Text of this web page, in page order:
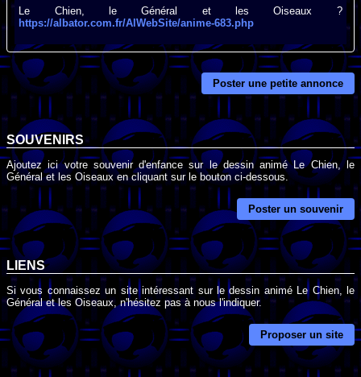
Le Chien, le Général et les Oiseaux ?
https://albator.com.fr/AlWebSite/anime-683.php
Poster une petite annonce
SOUVENIRS
Ajoutez ici votre souvenir d'enfance sur le dessin animé Le Chien, le
Général et les Oiseaux en cliquant sur le bouton ci-dessous.
Poster un souvenir
LIENS
Si vous connaissez un site intéressant sur le dessin animé Le Chien, le
Général et les Oiseaux, n'hésitez pas à nous l'indiquer.
Proposer un site